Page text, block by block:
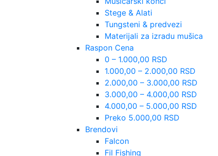
Stege & Alati
Tungsteni & predvezi
Materijali za izradu mušica
Raspon Cena
0 – 1.000,00 RSD
1.000,00 – 2.000,00 RSD
2.000,00 – 3.000,00 RSD
3.000,00 – 4.000,00 RSD
4.000,00 – 5.000,00 RSD
Preko 5.000,00 RSD
Brendovi
Falcon
Fil Fishing